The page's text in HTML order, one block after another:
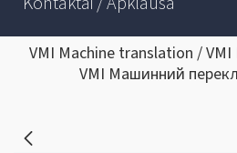
VMI Machine translation /
VMI Машинний